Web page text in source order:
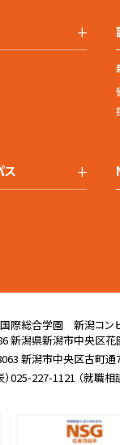
+
ス +
際総合学園 新潟コン
新潟県新潟市中央区
新潟市中央区古町通
）025-227-1121 （就職